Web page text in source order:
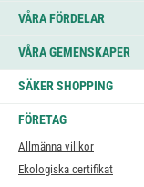
VÅRA FÖRDELAR
VÅRA GEMENSKAPER
SÄKER SHOPPING
FÖRETAG
Allmänna villkor
Ekologiska certifikat